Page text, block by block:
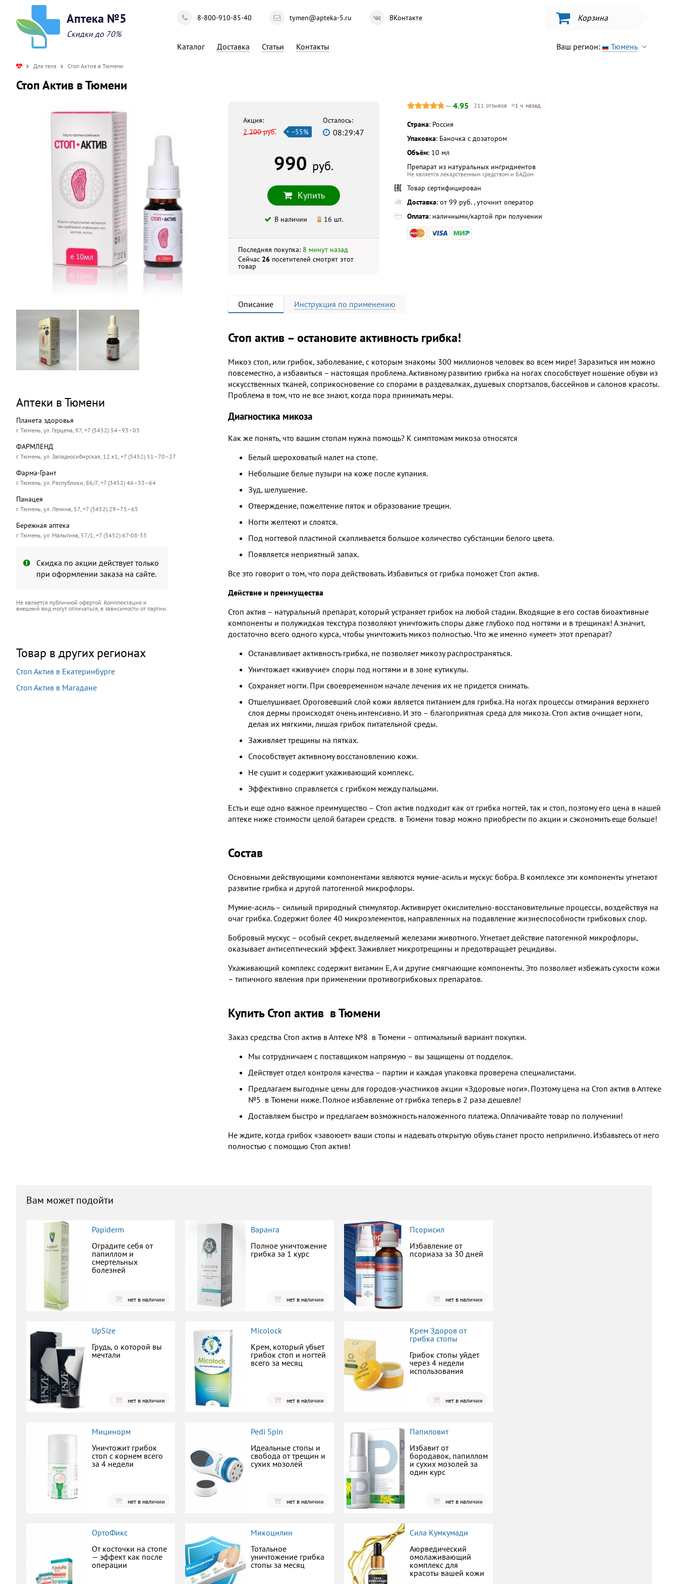
Аптека №5
Скидки до 70%
8-800-910-85-40 tymen@apteka-5.ru ВКонтакте Корзина
Каталог Доставка Статьи Контакты Ваш регион: Тюмень
Для тела Стоп Актив в Тюмени
Стоп Актив в Тюмени
Аптеки в Тюмени
Планета здоровья
г. Тюмень, ул. Герцена, 97, +7 (3452) 54–93–03
ФАРМЛЕНД
г. Тюмень, ул. Западносибирская, 12 к1, +7 (3452) 51–70–27
Фарма-Грант
г. Тюмень, ул. Республики, 86/7, +7 (3452) 46–33–64
Панацея
г. Тюмень, ул. Ленина, 57, +7 (3452) 29–75–65
Бережная аптека
г. Тюмень, ул. Малыгина, 57/1, +7 (3452) 67-08-33
Скидка по акции действует только
при оформлении заказа на сайте.
Не является публичной офертой. Комплектация и
внешний вид могут отличаться, в зависимости от партии.
Товар в других регионах
Стоп Актив в Екатеринбурге
Стоп Актив в Магадане
Акция:
2 200 руб.
−55%
Осталось:
08:29:47
990 руб.
Купить
В наличии 16 шт.
Последняя покупка: 8 минут назад
Сейчас 26 посетителей смотрят этот
товар
— 4.95 211 отзывов ≈1 ч. назад
Страна: Россия
Упаковка: Баночка с дозатором
Объём: 10 мл
Препарат из натуральных ингридиентов
Не является лекарственным средством и БАДом
Товар сертифицирован
Доставка: от 99 руб. , уточнит оператор
Оплата: наличными/картой при получении
Описание Инструкция по применению
Стоп актив – остановите активность грибка!
Микоз стоп, или грибок, заболевание, с которым знакомы 300 миллионов человек во всем мире! Заразиться им можно
повсеместно, а избавиться – настоящая проблема. Активному развитию грибка на ногах способствует ношение обуви из
искусственных тканей, соприкосновение со спорами в раздевалках, душевых спортзалов, бассейнов и салонов красоты.
Проблема в том, что не все знают, когда пора принимать меры.
Диагностика микоза
Как же понять, что вашим стопам нужна помощь? К симптомам микоза относятся
Белый шероховатый налет на стопе.
Небольшие белые пузыри на коже после купания.
Зуд, шелушение.
Отверждение, пожелтение пяток и образование трещин.
Ногти желтеют и слоятся.
Под ногтевой пластиной скапливается большое количество субстанции белого цвета.
Появляется неприятный запах.
Все это говорит о том, что пора действовать. Избавиться от грибка поможет Стоп актив.
Действие и преимущества
Стоп актив – натуральный препарат, который устраняет грибок на любой стадии. Входящие в его состав биоактивные
компоненты и полужидкая текстура позволяют уничтожить споры даже глубоко под ногтями и в трещинах! А значит,
достаточно всего одного курса, чтобы уничтожить микоз полностью. Что же именно «умеет» этот препарат?
Останавливает активность грибка, не позволяет микозу распространяться.
Уничтожает «живучие» споры под ногтями и в зоне кутикулы.
Сохраняет ногти. При своевременном начале лечения их не придется снимать.
Отшелушивает. Ороговевший слой кожи является питанием для грибка. На ногах процессы отмирания верхнего
слоя дермы происходят очень интенсивно. И это – благоприятная среда для микоза. Стоп актив очищает ноги,
делая их мягкими, лишая грибок питательной среды.
Заживляет трещины на пятках.
Способствует активному восстановлению кожи.
Не сушит и содержит ухаживающий комплекс.
Эффективно справляется с грибком между пальцами.
Есть и еще одно важное преимущество – Стоп актив подходит как от грибка ногтей, так и стоп, поэтому его цена в нашей
аптеке ниже стоимости целой батареи средств. в Тюмени товар можно приобрести по акции и сэкономить еще больше!
Состав
Основными действующими компонентами являются мумие-асиль и мускус бобра. В комплексе эти компоненты угнетают
развитие грибка и другой патогенной микрофлоры.
Мумие-асиль – сильный природный стимулятор. Активирует окислительно-восстановительные процессы, воздействуя на
очаг грибка. Содержит более 40 микроэлементов, направленных на подавление жизнеспособности грибковых спор.
Бобровый мускус – особый секрет, выделяемый железами животного. Угнетает действие патогенной микрофлоры,
оказывает антисептический эффект. Заживляет микротрещины и предотвращает рецидивы.
Ухаживающий комплекс содержит витамин Е, А и другие смягчающие компоненты. Это позволяет избежать сухости кожи
– типичного явления при применении противогрибковых препаратов.
Купить Стоп актив в Тюмени
Заказ средства Стоп актив в Аптеке №8 в Тюмени – оптимальный вариант покупки.
Мы сотрудничаем с поставщиком напрямую – вы защищены от подделок.
Действует отдел контроля качества – партии и каждая упаковка проверена специалистами.
Предлагаем выгодные цены для городов-участников акции «Здоровые ноги». Поэтому цена на Стоп актив в Аптеке
№5 в Тюмени ниже. Полное избавление от грибка теперь в 2 раза дешевле!
Доставляем быстро и предлагаем возможность наложенного платежа. Оплачивайте товар по получении!
Не ждите, когда грибок «завоюет» ваши стопы и надевать открытую обувь станет просто неприлично. Избавьтесь от него
полностью с помощью Стоп актив!
Вам может подойти
Papiderm
Оградите себя от
папиллом и
смертельных
болезней
нет в наличии
Варанга
Полное уничтожение
грибка за 1 курс
нет в наличии
Псорисил
Избавление от
псориаза за 30 дней
нет в наличии
UpSize
Грудь, о которой вы
мечтали
нет в наличии
Micolock
Крем, который убьет
грибок стоп и ногтей
всего за месяц
нет в наличии
Крем Здоров от
грибка стопы
Грибок стопы уйдет
через 4 недели
использования
нет в наличии
Мицинорм
Уничтожит грибок
стоп с корнем всего
за 4 недели
нет в наличии
Pedi Spin
Идеальные стопы и
свобода от трещин и
сухих мозолей
нет в наличии
Папиловит
Избавит от
бородавок, папиллом
и сухих мозолей за
один курс
нет в наличии
ОртоФикс
От косточки на стопе
— эффект как после
операции
Микоцилин
Тотальное
уничтожение грибка
стопы за месяц
Сила Кумкумади
Аюрведический
омолаживающий
комплекс для
красоты вашей кожи